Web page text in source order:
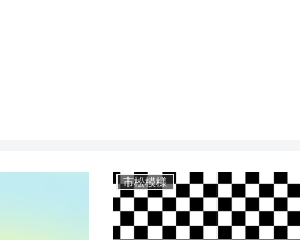
市松模様